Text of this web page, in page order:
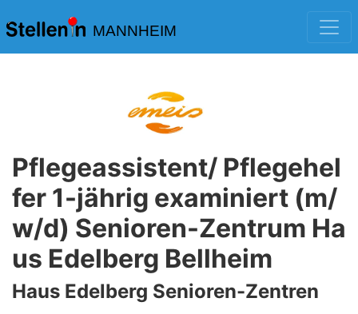
MANNHEIM
Pflegeassistent/ Pflegehel
fer 1-jährig examiniert (m/
w/d) Senioren-Zentrum Ha
us Edelberg Bellheim
Haus Edelberg Senioren-Zentren